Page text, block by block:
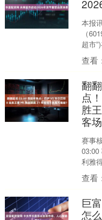
本报
（
超市
发布
以....
查看
翻
点
胜
客
赛事
03:00
利雅
地）
查看
巨
怎